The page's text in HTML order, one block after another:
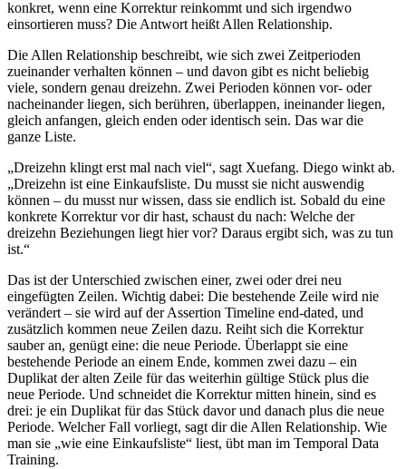
konkret, wenn eine Korrektur reinkommt und sich irgendwo
einsortieren muss? Die Antwort heißt Allen Relationship.
Die Allen Relationship beschreibt, wie sich zwei Zeitperioden
zueinander verhalten können – und davon gibt es nicht beliebig
viele, sondern genau dreizehn. Zwei Perioden können vor- oder
nacheinander liegen, sich berühren, überlappen, ineinander liegen,
gleich anfangen, gleich enden oder identisch sein. Das war die
ganze Liste.
„Dreizehn klingt erst mal nach viel“, sagt Xuefang. Diego winkt ab.
„Dreizehn ist eine Einkaufsliste. Du musst sie nicht auswendig
können – du musst nur wissen, dass sie endlich ist. Sobald du eine
konkrete Korrektur vor dir hast, schaust du nach: Welche der
dreizehn Beziehungen liegt hier vor? Daraus ergibt sich, was zu tun
ist.“
Das ist der Unterschied zwischen einer, zwei oder drei neu
eingefügten Zeilen. Wichtig dabei: Die bestehende Zeile wird nie
verändert – sie wird auf der Assertion Timeline end-dated, und
zusätzlich kommen neue Zeilen dazu. Reiht sich die Korrektur
sauber an, genügt eine: die neue Periode. Überlappt sie eine
bestehende Periode an einem Ende, kommen zwei dazu – ein
Duplikat der alten Zeile für das weiterhin gültige Stück plus die
neue Periode. Und schneidet die Korrektur mitten hinein, sind es
drei: je ein Duplikat für das Stück davor und danach plus die neue
Periode. Welcher Fall vorliegt, sagt dir die Allen Relationship. Wie
man sie „wie eine Einkaufsliste“ liest, übt man im Temporal Data
Training.